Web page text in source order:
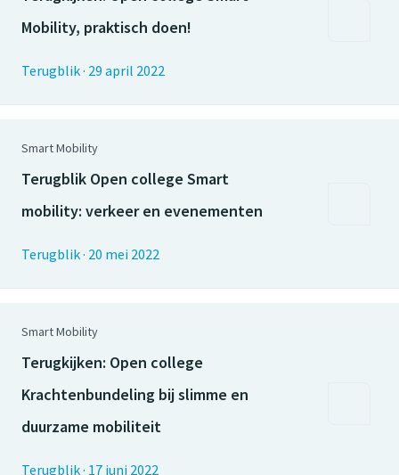
Mobility, praktisch doen!
Terugblik· 29 april 2022
Smart Mobility
Terugblik Open college Smart
mobility: verkeer en evenementen
Terugblik· 20 mei 2022
Smart Mobility
Terugkijken: Open college
Krachtenbundeling bij slimme en
duurzame mobiliteit
Terugblik· 17 juni 2022